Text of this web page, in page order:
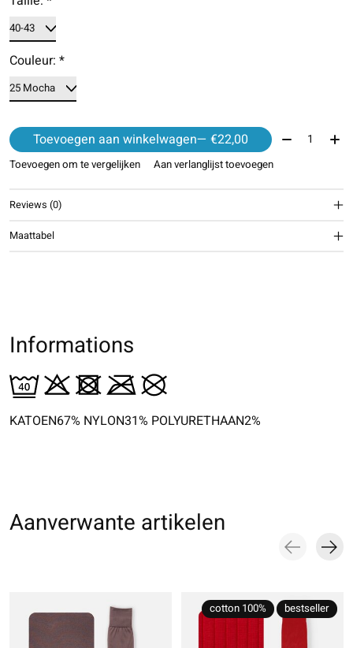
Couleur: *
Toevoegen aan winkelwagen — €22,00 Aantal:
Toevoegen om te vergelijken Aan verlanglijst toevoegen
Reviews (0)
Maattabel
Informations
KATOEN67% NYLON31% POLYURETHAAN2%
Aanverwante artikelen
cotton 100% bestseller